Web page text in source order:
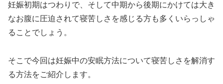
妊娠初期はつわりで、そして中期から後期にかけては大き
なお腹に圧迫されて寝苦しさを感じる方も多くいらっしゃ
ることでしょう。
そこで今回は妊娠中の安眠方法について寝苦しさを解消す
る方法をご紹介します。